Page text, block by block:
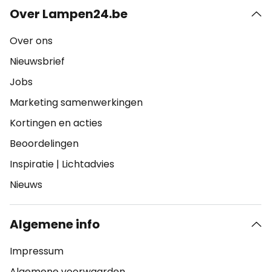
Over Lampen24.be
Over ons
Nieuwsbrief
Jobs
Marketing samenwerkingen
Kortingen en acties
Beoordelingen
Inspiratie | Lichtadvies
Nieuws
Algemene info
Impressum